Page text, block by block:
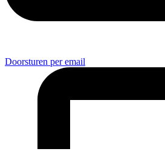
Doorsturen per email